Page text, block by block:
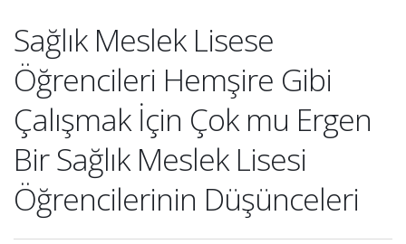
Sağlık Meslek Lisese
Öğrencileri Hemşire Gibi
Çalışmak İçin Çok mu Ergen
Bir Sağlık Meslek Lisesi
Öğrencilerinin Düşünceleri